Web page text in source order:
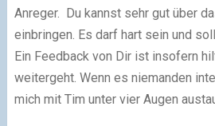
Anreger. Du kannst sehr gut über
einbringen. Es darf hart sein und
Ein Feedback von Dir ist insofern
weitergeht. Wenn es niemanden
mich mit Tim unter vier Augen